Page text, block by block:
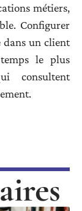
métiers,
Configurer
dans un client
le plus
consultent